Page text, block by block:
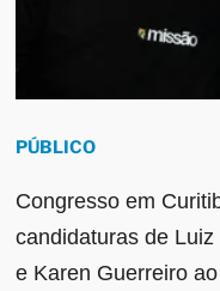
PÚBLICO
Congresso em
candidaturas de
e Karen Guerreiro